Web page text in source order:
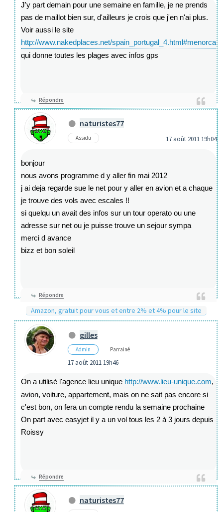
J'y part demain pour une semaine en famille, je ne prends
pas de maillot bien sur, d'ailleurs je crois que j'en n'ai plus.
Voir aussi le site
http://www.nakedplaces.net/spain_portugal_4.html#menorca
qui donne toutes les plages avec infos gps
Répondre
naturistes77
Assidu 17 août 2011 19h04
bonjour
nous avons programme d y aller fin mai 2012
j ai deja regarde sue le net pour y aller en avion et a chaque
je trouve des vols avec escales !!
si quelqu un avait des infos sur un tour operato ou une
adresse sur net ou je puisse trouve un sejour sympa
merci d avance
bizz et bon soleil
Répondre
Amazon, gratuit pour vous et entre 2% et 4% pour le site
gilles
Admin Parrainé
17 août 2011 19h46
On a utilisé l'agence lieu unique http://www.lieu-unique.com,
avion, voiture, appartement, mais on ne sait pas encore si
c'est bon, on fera un compte rendu la semaine prochaine
On part avec easyjet il y a un vol tous les 2 à 3 jours depuis
Roissy
Répondre
naturistes77